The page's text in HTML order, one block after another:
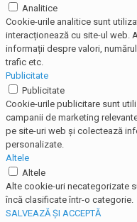
Analitice
Cookie-urile analitice sunt
interacționează cu site-ul web.
informații despre valori,
trafic etc.
Publicitate
Publicitate
Cookie-urile publicitare sunt
campanii de marketing
pe site-uri web și colectează
personalizate.
Altele
Altele
Alte cookie-uri necategorizate
încă clasificate într-o categorie.
SALVEAZĂ ȘI ACCEPTĂ